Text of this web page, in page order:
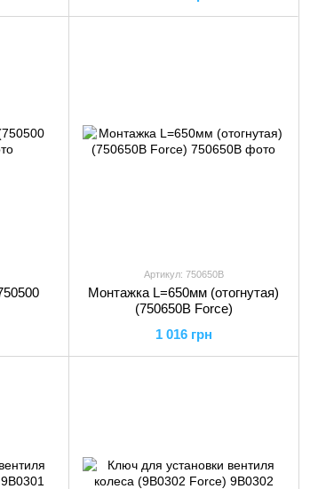
Артикул: 750650B
Монтажка L=650мм (отогнутая)
(750650B Force)
1 016 грн